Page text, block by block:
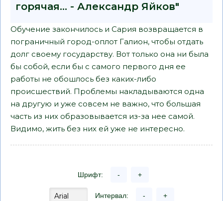
горячая... - Александр Яйков"
Обучение закончилось и Сария возвращается в
пограничный город-оплот Галион, чтобы отдать
долг своему государству. Вот только она ни была
бы собой, если бы с самого первого дня ее
работы не обошлось без каких-либо
происшествий. Проблемы накладываются одна
на другую и уже совсем не важно, что большая
часть из них образовывается из-за нее самой.
Видимо, жить без них ей уже не интересно.
Шрифт: - +
Интервал: - +